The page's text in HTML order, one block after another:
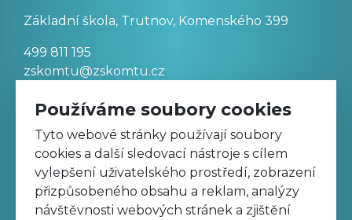
Základní škola, Trutnov, Komenského 399
499 811 195
zskomtu@zskomtu.cz
Prohlášení o přístupnosti stránek
Nastavení cookies
Používáme soubory cookies
Tyto webové stránky používají soubory
cookies a další sledovací nástroje s cílem
vylepšení uživatelského prostředí, zobrazení
přizpůsobeného obsahu a reklam, analýzy
návštěvnosti webových stránek a zjištění